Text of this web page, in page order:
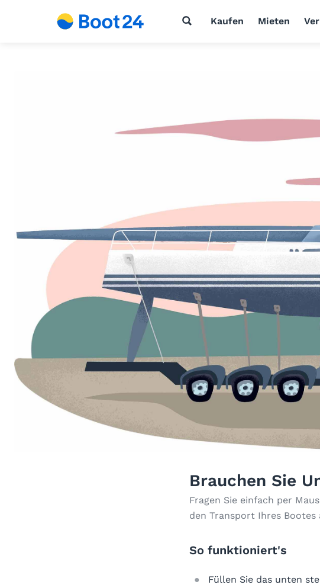
Kaufen Mieten
Brauchen Sie
Fragen Sie einfach per
den Transport Ihres Bootes
So funktioniert's
Füllen Sie das unten